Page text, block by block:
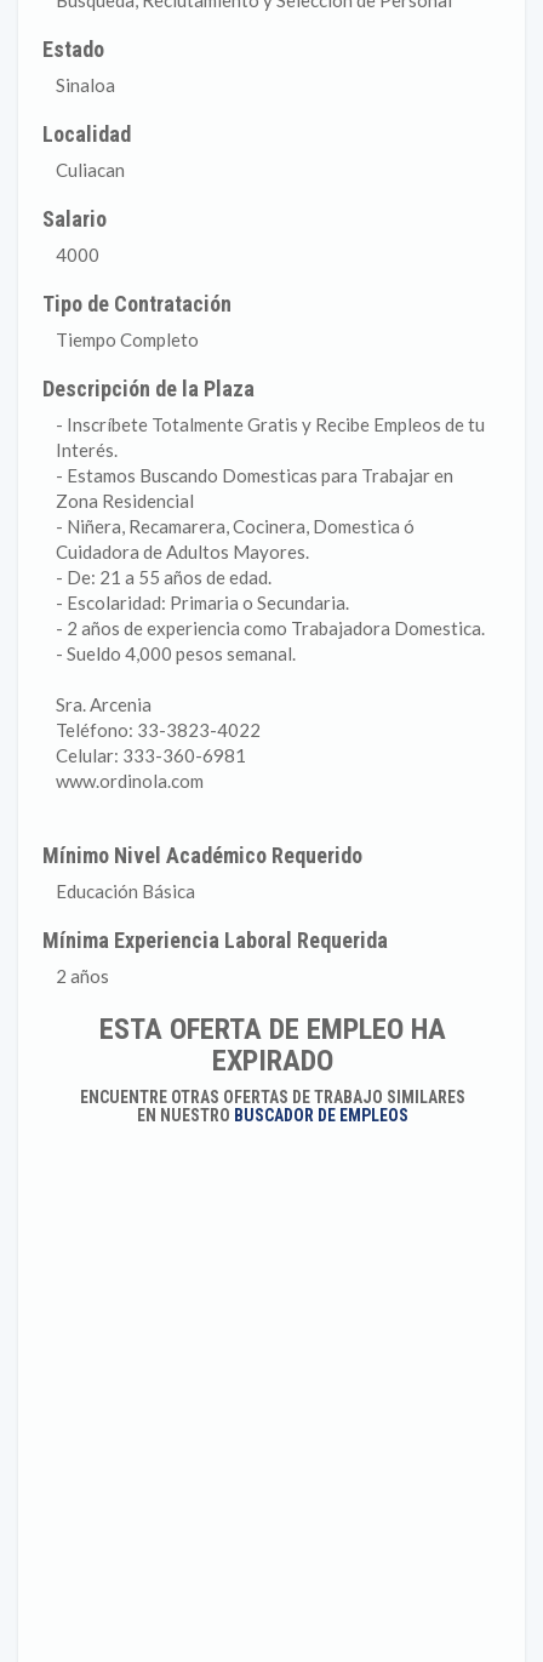
Estado
Sinaloa
Localidad
Culiacan
Salario
4000
Tipo de Contratación
Tiempo Completo
Descripción de la Plaza
- Inscríbete Totalmente Gratis y Recibe Empleos de tu
Interés.
- Estamos Buscando Domesticas para Trabajar en
Zona Residencial
- Niñera, Recamarera, Cocinera, Domestica ó
Cuidadora de Adultos Mayores.
- De: 21 a 55 años de edad.
- Escolaridad: Primaria o Secundaria.
- 2 años de experiencia como Trabajadora Domestica.
- Sueldo 4,000 pesos semanal.
Sra. Arcenia
Teléfono: 33-3823-4022
Celular: 333-360-6981
www.ordinola.com
Mínimo Nivel Académico Requerido
Educación Básica
Mínima Experiencia Laboral Requerida
2 años
ESTA OFERTA DE EMPLEO HA
EXPIRADO
ENCUENTRE OTRAS OFERTAS DE TRABAJO SIMILARES
EN NUESTRO BUSCADOR DE EMPLEOS